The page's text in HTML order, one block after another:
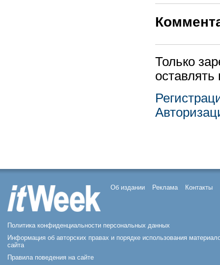
Только
Об издании Реклама Контакты
Политика конфиденциальности персональных данных
Информация об авторских правах и порядке использования
сайта
Правила поведения на сайте